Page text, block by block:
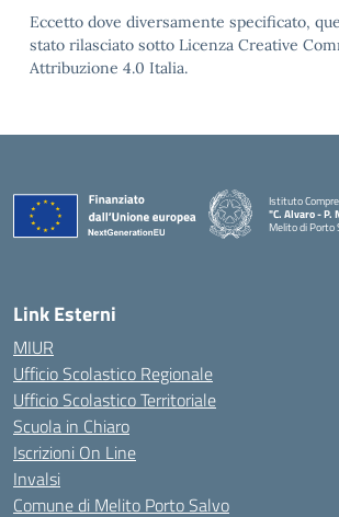
Eccetto dove diversamente specificato,
stato rilasciato sotto Licenza Creative
Attribuzione 4.0 Italia.
Istituto
"C. Alvaro - P.
Melito di Porto
Link Esterni
MIUR
Ufficio Scolastico Regionale
Ufficio Scolastico Territoriale
Scuola in Chiaro
Iscrizioni On Line
Invalsi
Comune di Melito Porto Salvo